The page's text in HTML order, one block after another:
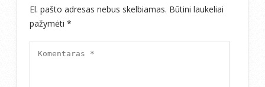
El. pašto adresas nebus skelbiamas. Būtini laukeliai
pažymėti *